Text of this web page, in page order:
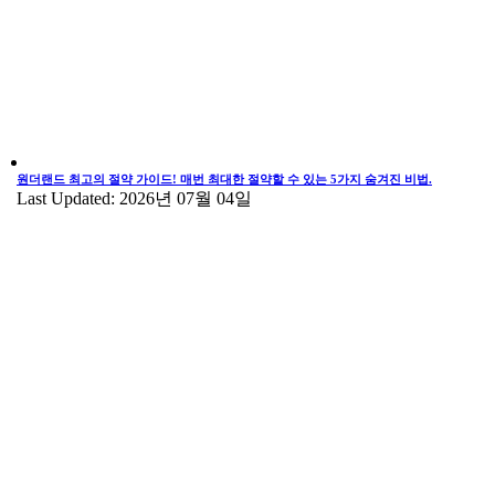
원더랜드 최고의 절약 가이드! 매번 최대한 절약할 수 있는 5가지 숨겨진 비법.
Last Updated: 2026년 07월 04일